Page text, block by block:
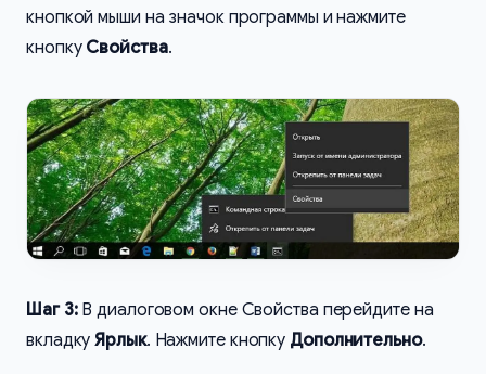
кнопкой мыши на значок программы и нажмите
кнопку Свойства.
Шаг 3:В диалоговом окне Свойства перейдите на
вкладкуЯрлык. Нажмите кнопку Дополнительно.